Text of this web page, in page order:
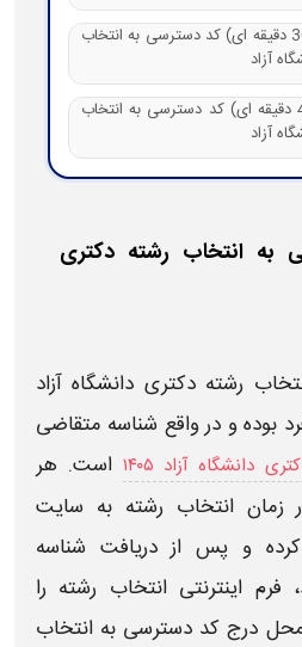
بسته نقره ای (30 دقیقه ای) کد دسترسی به انتخاب
آزاد
بسته طلایی (45 دقیقه ای) کد دسترسی به انتخاب
آزاد
انتخاب رشته دکتری
رشته دکتری دانشگاه آزاد
بوده و در واقع شناسه متقاضی
دانشگاه آزاد ۱۴۰۵
است. هر
زمانانتخاب رشتهبه سایت
کرده و پس ازدریافت شناسه
، فرم اینترنتی انتخاب رشته را
درج کد دسترسی به انتخاب